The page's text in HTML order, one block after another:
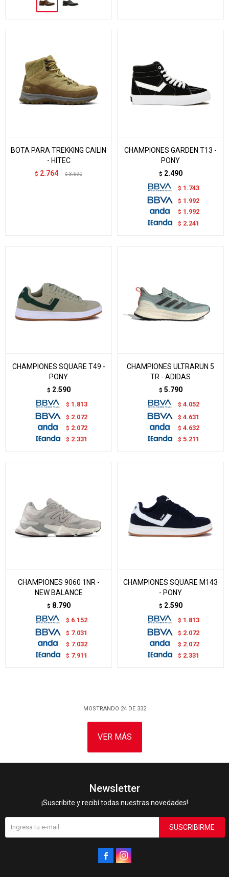
BOTA PARA TREKKING CAILIN
- HITEC
$ 2.764 $ 3.690
CHAMPIONES GARDEN T13 -
PONY
$ 2.490
$ 1.743
$ 1.992
$ 1.992
$ 2.241
CHAMPIONES SQUARE T49 -
PONY
$ 2.590
$ 1.813
$ 2.072
$ 2.072
$ 2.331
CHAMPIONES ULTRARUN 5
TR - ADIDAS
$ 5.790
$ 4.052
$ 4.631
$ 4.632
$ 5.211
CHAMPIONES 9060 1NR -
NEW BALANCE
$ 8.790
$ 6.152
$ 7.031
$ 7.032
$ 7.911
CHAMPIONES SQUARE M143
- PONY
$ 2.590
$ 1.813
$ 2.072
$ 2.072
$ 2.331
MOSTRANDO 24DE 332
VER MÁS
Newsletter
¡Suscribite y recibí todas nuestras novedades!
SUSCRIBIRME
 